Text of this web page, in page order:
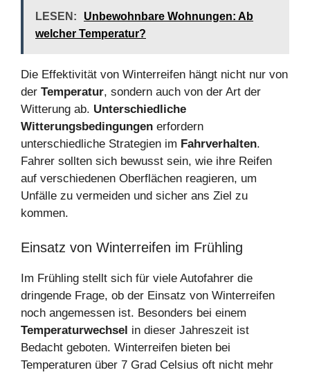
LESEN:
Unbewohnbare Wohnungen: Ab
welcher Temperatur?
Die Effektivität von Winterreifen hängt nicht nur von
der Temperatur, sondern auch von der Art der
Witterung ab. Unterschiedliche
Witterungsbedingungen erfordern
unterschiedliche Strategien im Fahrverhalten.
Fahrer sollten sich bewusst sein, wie ihre Reifen
auf verschiedenen Oberflächen reagieren, um
Unfälle zu vermeiden und sicher ans Ziel zu
kommen.
Einsatz von Winterreifen im Frühling
Im Frühling stellt sich für viele Autofahrer die
dringende Frage, ob der Einsatz von Winterreifen
noch angemessen ist. Besonders bei einem
Temperaturwechsel in dieser Jahreszeit ist
Bedacht geboten. Winterreifen bieten bei
Temperaturen über 7 Grad Celsius oft nicht mehr